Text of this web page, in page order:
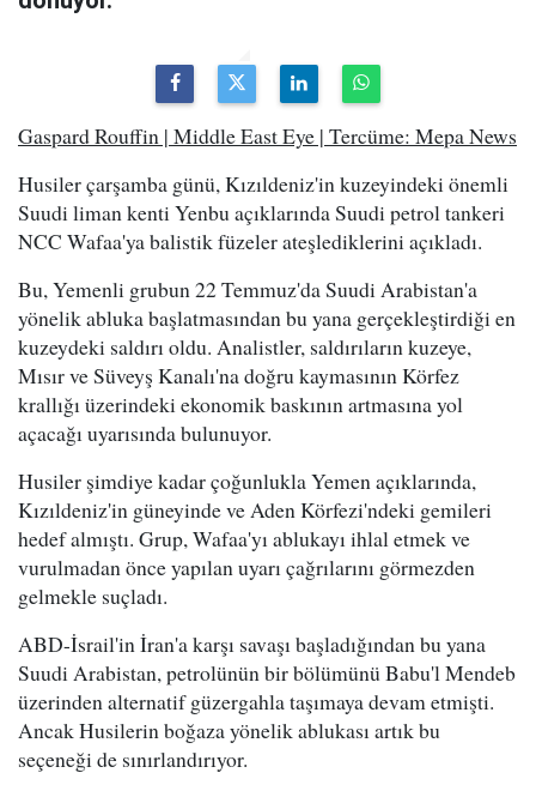
Gaspard Rouffin | Middle East Eye | Tercüme: Mepa News
Husiler çarşamba günü, Kızıldeniz'in kuzeyindeki önemli
Suudi liman kenti Yenbu açıklarında Suudi petrol tankeri
NCC Wafaa'ya balistik füzeler ateşlediklerini açıkladı.
Bu, Yemenli grubun 22 Temmuz'da Suudi Arabistan'a
yönelik abluka başlatmasından bu yana gerçekleştirdiği en
kuzeydeki saldırı oldu. Analistler, saldırıların kuzeye,
Mısır ve Süveyş Kanalı'na doğru kaymasının Körfez
krallığı üzerindeki ekonomik baskının artmasına yol
açacağı uyarısında bulunuyor.
Husiler şimdiye kadar çoğunlukla Yemen açıklarında,
Kızıldeniz'in güneyinde ve Aden Körfezi'ndeki gemileri
hedef almıştı. Grup, Wafaa'yı ablukayı ihlal etmek ve
vurulmadan önce yapılan uyarı çağrılarını görmezden
gelmekle suçladı.
ABD-İsrail'in İran'a karşı savaşı başladığından bu yana
Suudi Arabistan, petrolünün bir bölümünü Babu'l Mendeb
üzerinden alternatif güzergahla taşımaya devam etmişti.
Ancak Husilerin boğaza yönelik ablukası artık bu
seçeneği de sınırlandırıyor.